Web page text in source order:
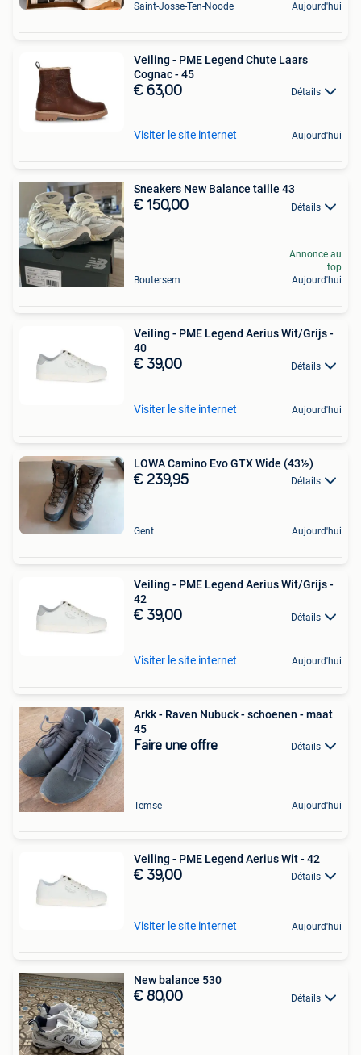
Saint-Josse-Ten-Noode Aujourd'hui
Veiling - PME Legend Chute Laars
Cognac - 45
€ 63,00 Détails
Visiter le site internet Aujourd'hui
Sneakers New Balance taille 43
€ 150,00 Détails
Boutersem
Annonce au
top
Aujourd'hui
Veiling - PME Legend Aerius Wit/Grijs -
40
€ 39,00 Détails
Visiter le site internet Aujourd'hui
LOWA Camino Evo GTX Wide (43½)
€ 239,95 Détails
Gent Aujourd'hui
Veiling - PME Legend Aerius Wit/Grijs -
42
€ 39,00 Détails
Visiter le site internet Aujourd'hui
Arkk - Raven Nubuck - schoenen - maat
45
Faire une offre Détails
Temse Aujourd'hui
Veiling - PME Legend Aerius Wit - 42
€ 39,00 Détails
Visiter le site internet Aujourd'hui
New balance 530
€ 80,00 Détails